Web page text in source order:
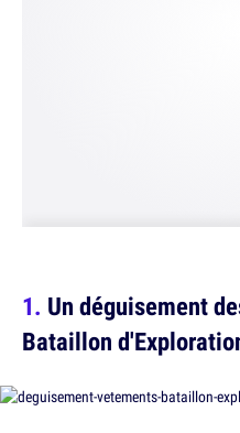
Un déguisement
Bataillon